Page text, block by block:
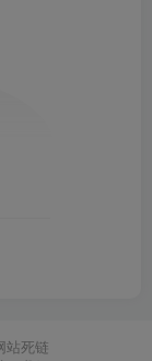
站死链